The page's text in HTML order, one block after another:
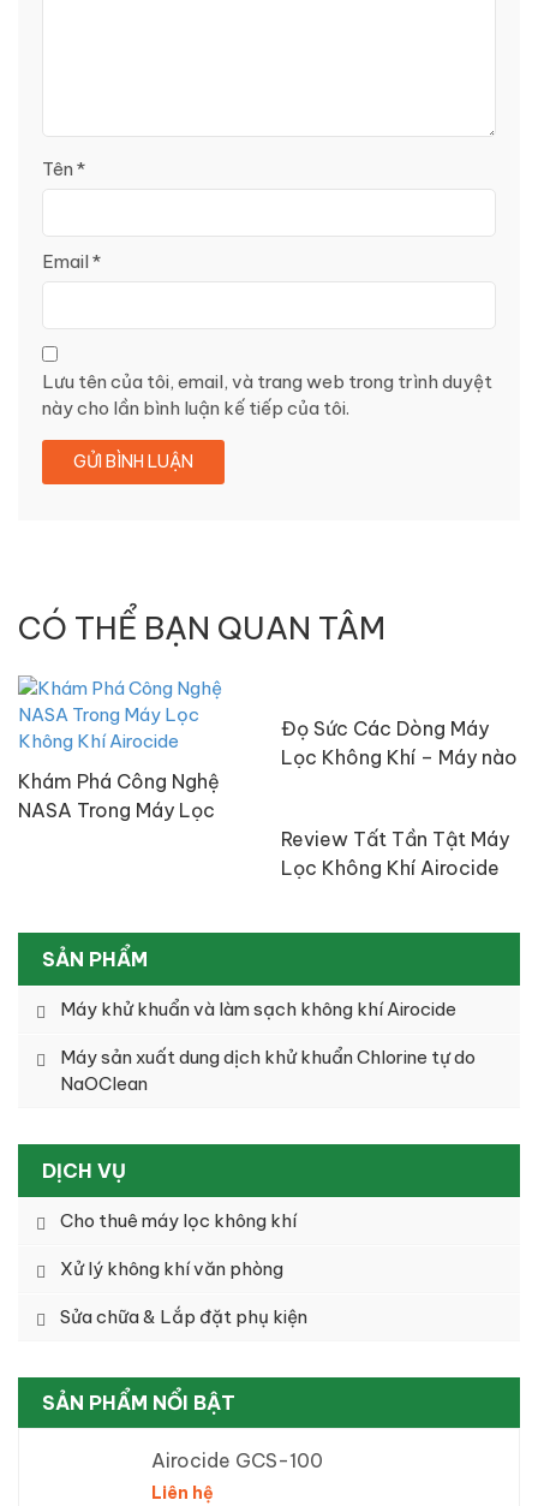
Tên *
Email*
Lưu tên của tôi, email, và trang web trong trình duyệt
này cho lần bình luận kế tiếp của tôi.
CÓ THỂ BẠN QUAN TÂM
Khám Phá Công Nghệ
NASA Trong Máy Lọc
Đọ Sức Các Dòng Máy
Lọc Không Khí – Máy nào
Review Tất Tần Tật Máy
Lọc Không Khí Airocide
SẢN PHẨM
Máy khử khuẩn và làm sạch không khí Airocide
Máy sản xuất dung dịch khử khuẩn Chlorine tự do
NaOClean
DỊCH VỤ
Cho thuê máy lọc không khí
Xử lý không khí văn phòng
Sửa chữa & Lắp đặt phụ kiện
SẢN PHẨM NỔI BẬT
Airocide GCS-100
Liên hệ